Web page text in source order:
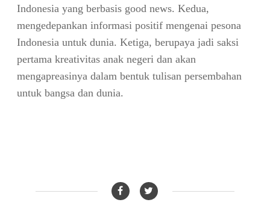
Indonesia yang berbasis good news. Kedua,
mengedepankan informasi positif mengenai pesona
Indonesia untuk dunia. Ketiga, berupaya jadi saksi
pertama kreativitas anak negeri dan akan
mengapreasinya dalam bentuk tulisan persembahan
untuk bangsa dan dunia.